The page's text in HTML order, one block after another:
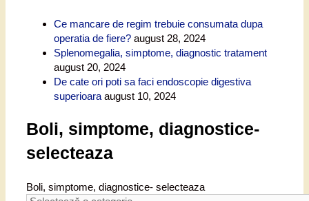
Ce mancare de regim trebuie consumata dupa
operatia de fiere? august 28, 2024
Splenomegalia, simptome, diagnostic tratament
august 20, 2024
De cate ori poti sa faci endoscopie digestiva
superioara august 10, 2024
Boli, simptome, diagnostice-
selecteaza
Boli, simptome, diagnostice- selecteaza